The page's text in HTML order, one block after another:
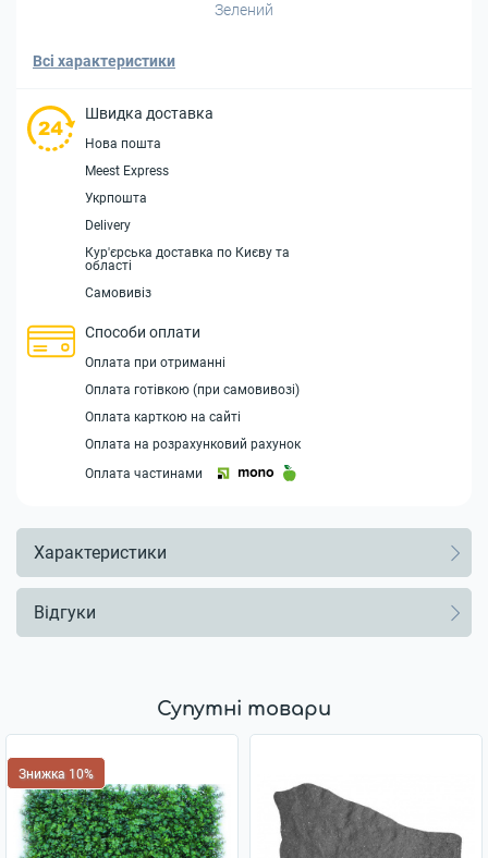
Зелений
Всі характеристики
Швидка доставка
Нова пошта
Meest Express
Укрпошта
Delivery
Кур'єрська доставка по Києву та
області
Самовивіз
Способи оплати
Оплата при отриманні
Оплата готівкою (при самовивозі)
Оплата карткою на сайті
Оплата на розрахунковий рахунок
Оплата частинами
Характеристики
Відгуки
Супутні товари
Знижка 10%